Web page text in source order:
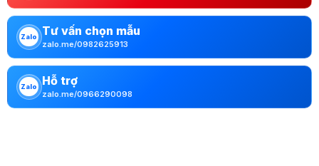
Zalo Tư vấn chọn mẫu
zalo.me/0982625913
Zalo Hỗ trợ
zalo.me/0966290098